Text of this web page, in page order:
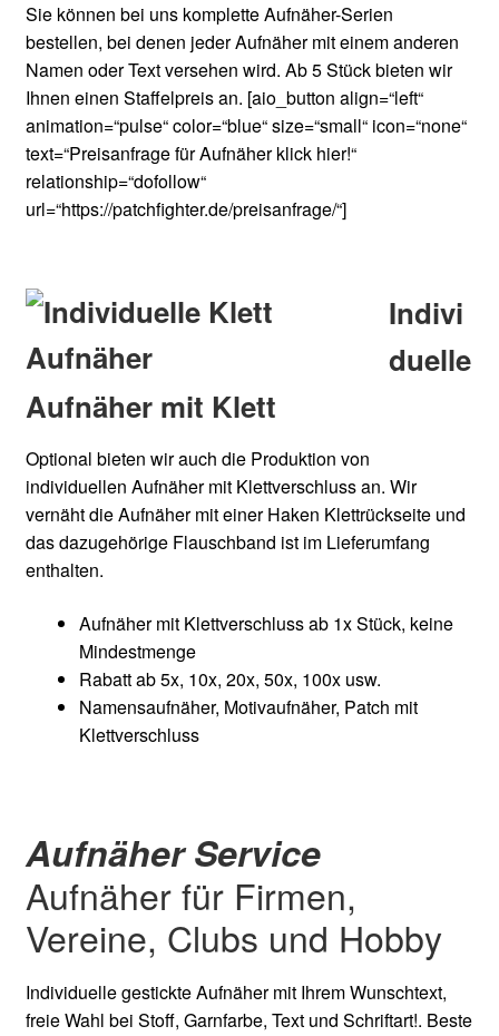
Sie können bei uns komplette Aufnäher-Serien
bestellen, bei denen jeder Aufnäher mit einem anderen
Namen oder Text versehen wird. Ab 5 Stück bieten wir
Ihnen einen Staffelpreis an. [aio_button align=“left“
animation=“pulse“ color=“blue“ size=“small“ icon=“none“
text=“Preisanfrage für Aufnäher klick hier!“
relationship=“dofollow“
url=“https://patchfighter.de/preisanfrage/“]
Indivi
duelle
Aufnäher mit Klett
Optional bieten wir auch die Produktion von
individuellen Aufnäher mit Klettverschluss an. Wir
vernäht die Aufnäher mit einer Haken Klettrückseite und
das dazugehörige Flauschband ist im Lieferumfang
enthalten.
Aufnäher mit Klettverschluss ab 1x Stück, keine
Mindestmenge
Rabatt ab 5x, 10x, 20x, 50x, 100x usw.
Namensaufnäher, Motivaufnäher, Patch mit
Klettverschluss
Aufnäher Service
Aufnäher für Firmen,
Vereine, Clubs und Hobby
Individuelle gestickte Aufnäher mit Ihrem Wunschtext,
freie Wahl bei Stoff, Garnfarbe, Text und Schriftart!. Beste